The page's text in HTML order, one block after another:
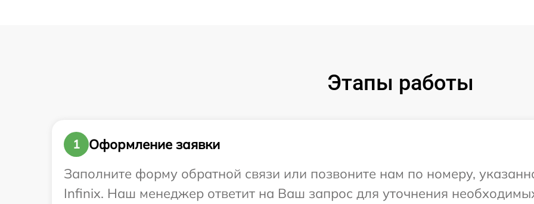
Этапы работы
1
Оформление заявки
Заполните форму обратной связи или позвоните нам по номеру,
Infinix. Наш менеджер ответит на Ваш запрос для уточнения